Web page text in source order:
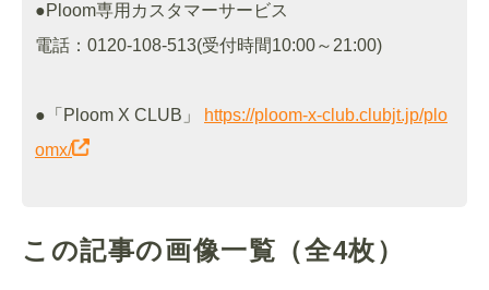
●Ploom専用カスタマーサービス
電話：0120-108-513(受付時間10:00～21:00)
●「Ploom X CLUB」
https://ploom-x-club.clubjt.jp/plo
omx/
この記事の画像一覧 （全4枚）